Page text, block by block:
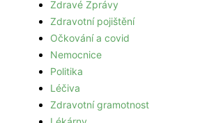
Zdravé Zprávy
Zdravotní pojištění
Očkování a covid
Nemocnice
Politika
Léčiva
Zdravotní gramotnost